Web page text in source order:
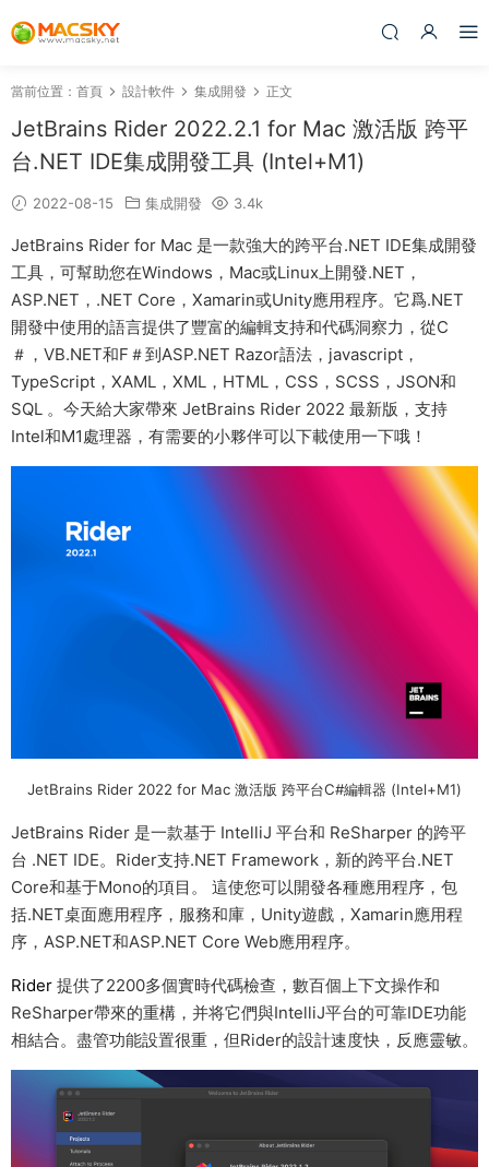
當前位置： 首頁 設計軟件 集成開發 正文
JetBrains Rider 2022.2.1 for Mac 激活版 跨平
台.NET IDE集成開發工具 (Intel+M1)
2022-08-15 集成開發 3.4k
JetBrains Rider for Mac 是一款強大的跨平台.NET IDE集成開發
工具，可幫助您在Windows，Mac或Linux上開發.NET，
ASP.NET，.NET Core，Xamarin或Unity應用程序。它爲.NET
開發中使用的語言提供了豐富的編輯支持和代碼洞察力，從C
＃，VB.NET和F＃到ASP.NET Razor語法，javascript，
TypeScript，XAML，XML，HTML，CSS，SCSS，JSON和
SQL 。今天給大家帶來 JetBrains Rider 2022 最新版，支持
Intel和M1處理器，有需要的小夥伴可以下載使用一下哦！
JetBrains Rider 2022 for Mac 激活版 跨平台C#編輯器 (Intel+M1)
JetBrains Rider 是一款基于 IntelliJ 平台和 ReSharper 的跨平
台 .NET IDE。Rider支持.NET Framework，新的跨平台.NET
Core和基于Mono的項目。 這使您可以開發各種應用程序，包
括.NET桌面應用程序，服務和庫，Unity遊戲，Xamarin應用程
序，ASP.NET和ASP.NET Core Web應用程序。
Rider 提供了2200多個實時代碼檢查，數百個上下文操作和
ReSharper帶來的重構，并将它們與IntelliJ平台的可靠IDE功能
相結合。盡管功能設置很重，但Rider的設計速度快，反應靈敏。